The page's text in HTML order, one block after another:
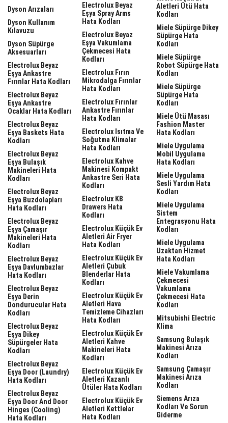
Dyson Arızaları
Dyson Kullanım
Kılavuzu
Dyson Süpürge
Aksesuarları
Electrolux Beyaz
Eşya Ankastre
Fırınlar Hata Kodları
Electrolux Beyaz
Eşya Ankastre
Ocaklar Hata Kodları
Electrolux Beyaz
Eşya Baskets Hata
Kodları
Electrolux Beyaz
Eşya Bulaşık
Makineleri Hata
Kodları
Electrolux Beyaz
Eşya Buzdolapları
Hata Kodları
Electrolux Beyaz
Eşya Çamaşır
Makineleri Hata
Kodları
Electrolux Beyaz
Eşya Davlumbazlar
Hata Kodları
Electrolux Beyaz
Eşya Derin
Dondurucular Hata
Kodları
Electrolux Beyaz
Eşya Dikey
Süpürgeler Hata
Kodları
Electrolux Beyaz
Eşya Door (laundry)
Hata Kodları
Electrolux Beyaz
Eşya Door And Door
Hinges (cooling)
Hata Kodları
Electrolux Beyaz
Eşya Spray Arms
Hata Kodları
Electrolux Beyaz
Eşya Vakumlama
Çekmecesi Hata
Kodları
Electrolux Fırın
Mikrodalga Fırınlar
Hata Kodları
Electrolux Fırınlar
Ankastre Fırınlar
Hata Kodları
Electrolux Isıtma Ve
Soğutma Klimalar
Hata Kodları
Electrolux Kahve
Makinesi Kompakt
Ankastre Seri Hata
Kodları
Electrolux KB
Drawers Hata
Kodları
Electrolux Küçük Ev
Aletleri Air Fryer
Hata Kodları
Electrolux Küçük Ev
Aletleri Çubuk
Blenderlar Hata
Kodları
Electrolux Küçük Ev
Aletleri Hava
Temizleme Cihazları
Hata Kodları
Electrolux Küçük Ev
Aletleri Kahve
Makineleri Hata
Kodları
Electrolux Küçük Ev
Aletleri Kazanlı
Ütüler Hata Kodları
Electrolux Küçük Ev
Aletleri Kettlelar
Hata Kodları
Aletleri Ütü Hata
Kodları
Miele Süpürge Dikey
Süpürge Hata
Kodları
Miele Süpürge
Robot Süpürge Hata
Kodları
Miele Süpürge
Süpürge Hata
Kodları
Miele Ütü Masası
Fashion Master
Hata Kodları
Miele Uygulama
Mobil Uygulama
Hata Kodları
Miele Uygulama
Sesli Yardım Hata
Kodları
Miele Uygulama
Sistem
Entegrasyonu Hata
Kodları
Miele Uygulama
Uzaktan Hizmet
Hata Kodları
Miele Vakumlama
Çekmecesi
Vakumlama
Çekmecesi Hata
Kodları
Mitsubishi Electric
Klima
Samsung Bulaşık
Makinesi Arıza
Kodları
Samsung Çamaşır
Makinesi Arıza
Kodları
Siemens Arıza
Kodları Ve Sorun
Giderme